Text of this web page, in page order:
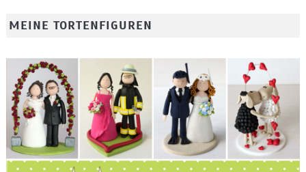
MEINE TORTENFIGUREN